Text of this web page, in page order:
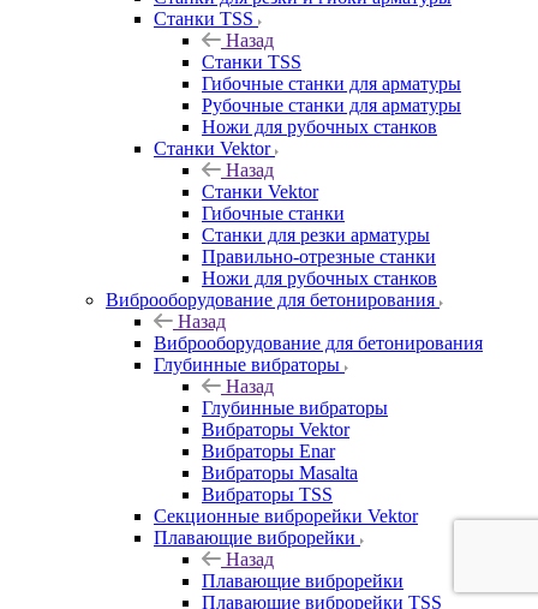
Станки TSS
Назад
Станки TSS
Гибочные станки для арматуры
Рубочные станки для арматуры
Ножи для рубочных станков
Станки Vektor
Назад
Станки Vektor
Гибочные станки
Станки для резки арматуры
Правильно-отрезные станки
Ножи для рубочных станков
Виброоборудование для бетонирования
Назад
Виброоборудование для бетонирования
Глубинные вибраторы
Назад
Глубинные вибраторы
Вибраторы Vektor
Вибраторы Enar
Вибраторы Masalta
Вибраторы TSS
Секционные виброрейки Vektor
Плавающие виброрейки
Назад
Плавающие виброрейки
Плавающие виброрейки TSS